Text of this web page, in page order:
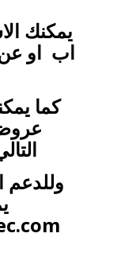
يمكنك
اب او
كما
وللدعم